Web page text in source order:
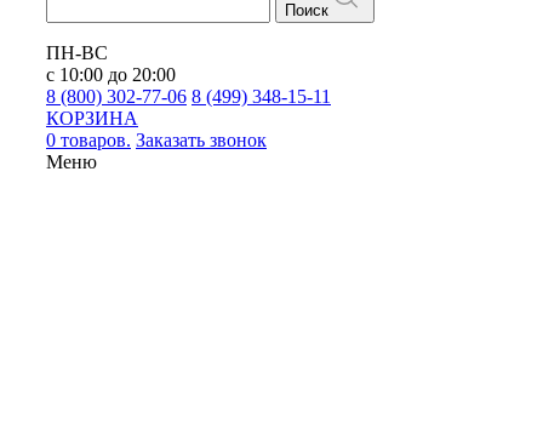
Поиск
ПН-ВС
с 10:00 до 20:00
8 (800) 302-77-06 8 (499) 348-15-11
КОРЗИНА
0 товаров. Заказать звонок
Меню